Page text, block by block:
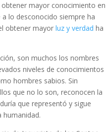
mayor conocimiento en
a lo desconocido siempre ha
obtener mayorluz y verdad ha
son muchos los nombres
niveles de conocimientos
hombres sabios. Sin
que no lo son, reconocen la
que representó y sigue
humanidad.